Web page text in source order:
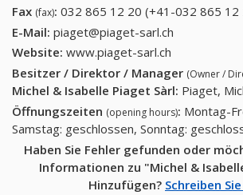
Fax (fax): 032 865 12 20 (+41-032 865 12
E-Mail: piaget@piaget-sarl.ch
Website: www.piaget-sarl.ch
Besitzer / Direktor / Manager (Owner /
Michel & Isabelle Piaget Sàrl: Piaget,
Öffnungszeiten (opening hours): Montag-
Samstag: geschlossen, Sonntag:
Haben Sie Fehler gefunden oder
Informationen zu "Michel &
Hinzufügen? Schreiben